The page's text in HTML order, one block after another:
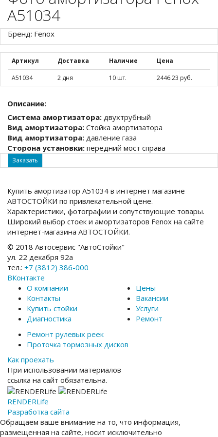
A51034
Бренд: Fenox
Артикул Доставка Наличие Цена
A51034 2 дня 10 шт. 2446.23 руб.
Описание:
Система амортизатора: двухтрубный
Вид амортизатора: Стойка амортизатора
Вид амортизатора: давление газа
Сторона установки: передний мост справа
Заказать
Купить амортизатор A51034 в интернет магазине
АВТОСТОЙКИ по привлекательной цене.
Характеристики, фотографии и сопутствующие товары.
Широкий выбор стоек и амортизаторов Fenox на сайте
интернет-магазина АВТОСТОЙКИ.
© 2018 Автосервис "АвтоСтойки"
ул. 22 декабря 92а
тел.: +7 (3812) 386-000
ВКонтакте
О компании
Контакты
Купить стойки
Диагностика
Цены
Вакансии
Услуги
Ремонт
Ремонт рулевых реек
Проточка тормозных дисков
Как проехать
При использовании материалов
ссылка на сайт обязательна.
RENDERLife
Разработка сайта
Обращаем ваше внимание на то, что информация,
размещенная на сайте, носит исключительно